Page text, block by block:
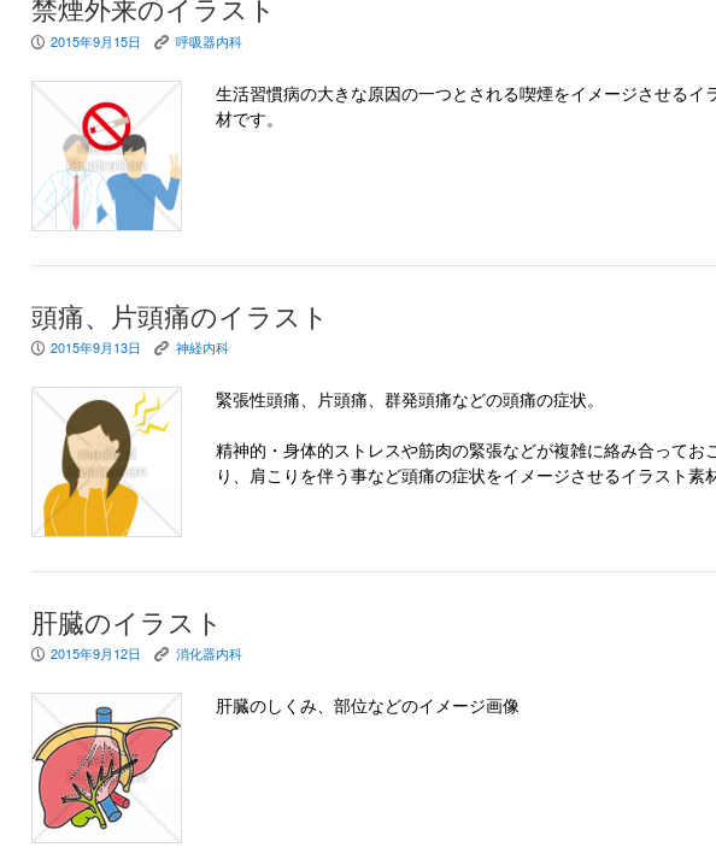
禁煙外来のイラスト
P 2015年9月15日 K 呼吸器内科
生活習慣病の大きな原因の一つとされる喫煙をイメージさせるイ
材です。
頭痛、片頭痛のイラスト
P 2015年9月13日 K 神経内科
緊張性頭痛、片頭痛、群発頭痛などの頭痛の症状。
精神的・身体的ストレスや筋肉の緊張などが複雑に絡み合ってお
り、肩こりを伴う事など頭痛の症状をイメージさせるイラスト素
肝臓のイラスト
P 2015年9月12日 K 消化器内科
肝臓のしくみ、部位などのイメージ画像